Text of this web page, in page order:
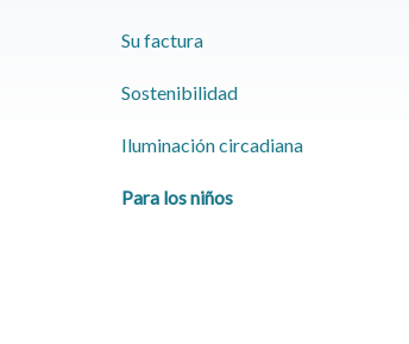
Su factura
Sostenibilidad
Iluminación circadiana
Para los niños